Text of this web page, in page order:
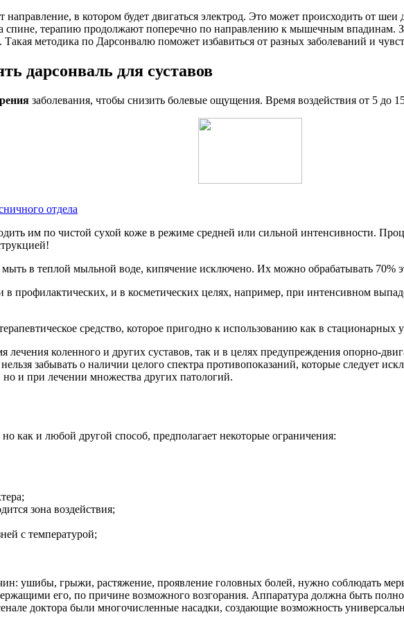
направление, в котором будет двигаться электрод. Это может происходить от
спине, терапию продолжают поперечно по направлению к мышечным впадинам.
методика по Дарсонвалю поможет избавиться от разных заболеваний и
дарсонваль для суставов
заболевания, чтобы снизить болевые ощущения. Время воздействия от 5 до
отдела
им по чистой сухой коже в режиме средней или сильной интенсивности.
в теплой мыльной воде, кипячение исключено. Их можно обрабатывать 70%
в профилактических, и в косметических целях, например, при интенсивном
средство, которое пригодно к использованию как в стационарных
коленного и других суставов, так и в целях предупреждения опорно-
забывать о наличии целого спектра противопоказаний, которые следует
но и при лечении множества других патологий.
как и любой другой способ, предполагает некоторые ограничения:
зона воздействия;
с температурой;
ушибы, грыжи, растяжение, проявление головных болей, нужно соблюдать
его, по причине возможного возгорания. Аппаратура должна быть
доктора были многочисленные насадки, создающие возможность